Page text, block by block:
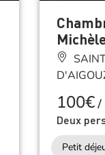
100€/
Deux
Petit